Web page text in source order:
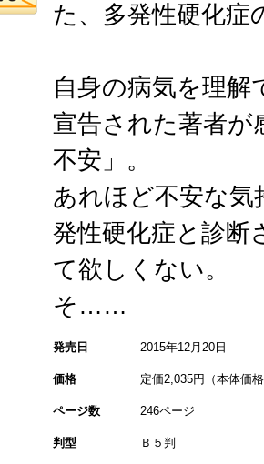
た、多発性硬化症
自身の病気を理
宣告された著者が
不安」。
あれほど不安な
発性硬化症と診断
て欲しくない。
そ……
発売日 2015年12月20日
価格 定価2,035円（本体価
ページ数 246ページ
判型 Ｂ５判